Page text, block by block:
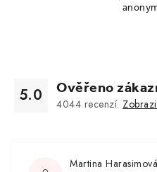
5.0 Ověřeno
4044 recenzí.
Martina Harasimová